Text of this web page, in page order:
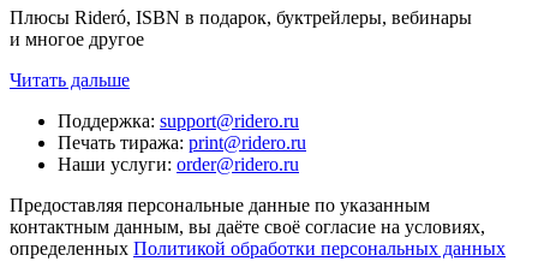
Плюсы Rideró, ISBN в подарок, буктрейлеры, вебинары
и многое другое
Читать дальше
Поддержка: support@ridero.ru
Печать тиража: print@ridero.ru
Наши услуги: order@ridero.ru
Предоставляя персональные данные по указанным
контактным данным, вы даёте своё согласие на условиях,
определенных Политикой обработки персональных данных